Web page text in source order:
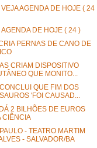
VEJA AGENDA DE HOJE ( 24
AGENDA DE HOJE ( 24 )
PERNAS DE CANO DE
CRIAM DISPOSITIVO
QUE MONITO...
QUE FIM DOS
'FOI CAUSAD...
2 BILHÕES DE EUROS
CIÊNCIA
- TEATRO MARTIM
- SALVADOR/BA